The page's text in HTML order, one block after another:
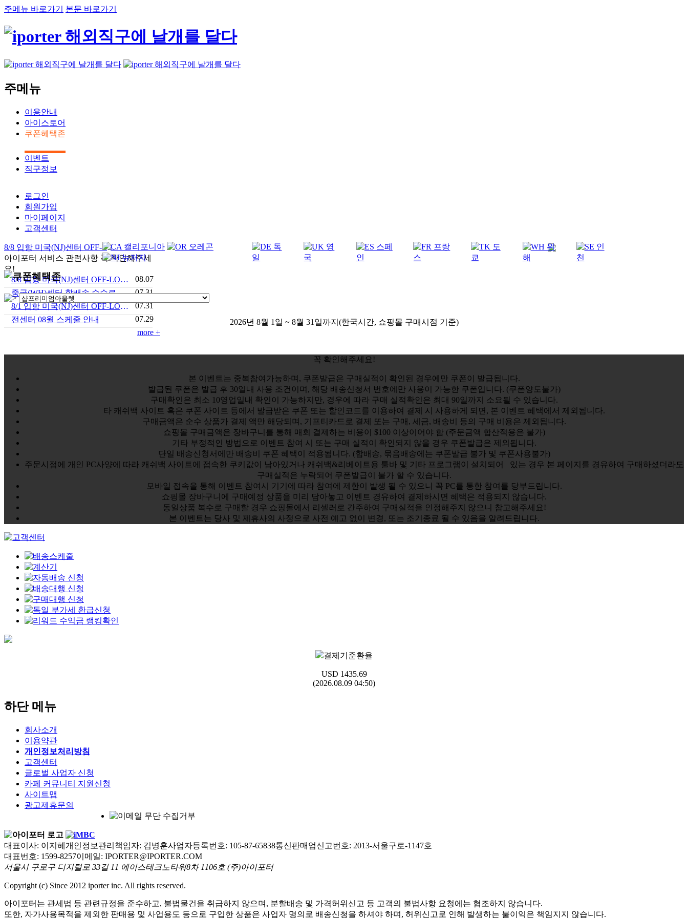
주메뉴 바로가기 본문 바로가기
주메뉴
이용안내
아이스토어
쿠폰혜택존
이벤트
직구정보
로그인
회원가입
마이페이지
고객센터
8/8 입항 미국(NJ)센터 OFF-LOAD 안내
아이포터 서비스 관련사항 꼭 확인해주세
요!
8/8 입항 미국(NJ)센터 OFF-LOAD 안내
08.07
중국(WH)센터 합배송 수수료 안내
07.31
8/1 입항 미국(NJ)센터 OFF-LOAD 안내
07.31
전센터 08월 스케줄 안내
07.29
more +
2026년 8월 1일 ~ 8월 31일까지 (한국시간, 쇼핑몰 구매시점 기준)
꼭 확인해주세요!
본 이벤트는 중복참여가능하며, 쿠폰발급은 구매실적이 확인된 경우에만 쿠폰이 발급됩니다.
발급된 쿠폰은 발급 후 30일내 사용 조건이며, 해당 배송신청서 번호에만 사용이 가능한 쿠폰입니다. (쿠폰양도불가)
구매확인은 최소 10영업일내 확인이 가능하지만, 경우에 따라 구매 실적확인은 최대 90일까지 소요될 수 있습니다.
타 캐쉬백 사이트 혹은 쿠폰 사이트 등에서 발급받은 쿠폰 또는 할인코드를 이용하여 결제 시 사용하게 되면, 본 이벤트 혜택에서 제외됩니다.
구매금액은 순수 상품가 결제 액만 해당되며, 기프티카드로 결제 또는 구매, 세금, 배송비 등의 구매 비용은 제외됩니다.
쇼핑몰 구매금액은 장바구니를 통해 매회 결제하는 비용이 $100 이상이어야 함 (주문금액 합산적용은 불가)
기타 부정적인 방법으로 이벤트 참여 시 또는 구매 실적이 확인되지 않을 경우 쿠폰발급은 제외됩니다.
단일 배송신청서에만 배송비 쿠폰 혜택이 적용됩니다. (합배송, 묶음배송에는 쿠폰발급 불가 및 쿠폰사용불가)
주문시점에 개인 PC사양에 따라 캐쉬백 사이트에 접속한 쿠키값이 남아있거나 캐쉬백&리베이트용 툴바 및 기타 프로그램이 설치되어 있는 경우 본 페이지를 경유하여 구매하셨더라도
구매실적은 누락되어 쿠폰발급이 불가 할 수 있습니다.
모바일 접속을 통해 이벤트 참여시 기기에 따라 참여에 제한이 발생 될 수 있으니 꼭 PC를 통한 참여를 당부드립니다.
쇼핑몰 장바구니에 구매예정 상품을 미리 담아놓고 이벤트 경유하여 결제하시면 혜택은 적용되지 않습니다.
동일상품 복수로 구매할 경우 쇼핑몰에서 리셀러로 간주하여 구매실적을 인정해주지 않으니 참고해주세요!
본 이벤트는 당사 및 제휴사의 사정으로 사전 예고 없이 변경, 또는 조기종료 될 수 있음을 알려드립니다.
결제기준환율
USD 1435.69
(2026.08.09 04:50)
하단 메뉴
회사소개
이용약관
개인정보처리방침
고객센터
글로벌 사업자 신청
카페 커뮤니티 지원신청
사이트맵
광고제휴문의
대표이사: 이지혜 개인정보관리책임자: 김병훈사업자등록번호: 105-87-65838통신판매업신고번호: 2013-서울구로-1147호
대표번호: 1599-8257이메일: IPORTER@IPORTER.COM
서울시 구로구 디지털로 33길 11 에이스테크노타워8차 1106호 (주)아이포터
Copyright (c) Since 2012 iporter inc. All rights reserved.
아이포터는 관세법 등 관련규정을 준수하고, 불법물건을 취급하지 않으며, 분할배송 및 가격허위신고 등 고객의 불법사항 요청에는 협조하지 않습니다.
또한, 자가사용목적을 제외한 판매용 및 사업용도 등으로 구입한 상품은 사업자 명의로 배송신청을 하셔야 하며, 허위신고로 인해 발생하는 불이익은 책임지지 않습니다.